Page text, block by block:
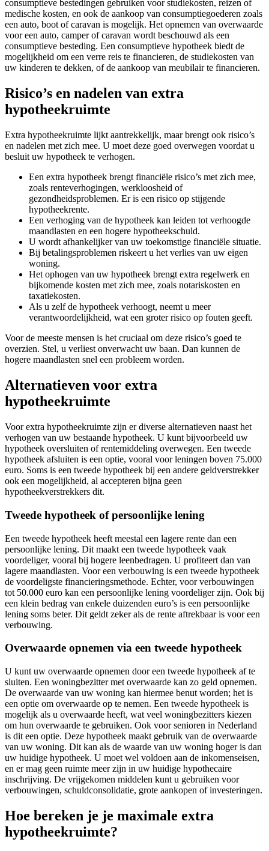
consumptieve bestedingen gebruiken voor studiekosten, reizen of
medische kosten, en ook de aankoop van consumptiegoederen zoals
een auto, boot of caravan is mogelijk. Het opnemen van overwaarde
voor een auto, camper of caravan wordt beschouwd als een
consumptieve besteding. Een consumptieve hypotheek biedt de
mogelijkheid om een verre reis te financieren, de studiekosten van
uw kinderen te dekken, of de aankoop van meubilair te financieren.
Risico’s en nadelen van extra
hypotheekruimte
Extra hypotheekruimte lijkt aantrekkelijk, maar brengt ook risico’s
en nadelen met zich mee. U moet deze goed overwegen voordat u
besluit uw hypotheek te verhogen.
Een extra hypotheek brengt financiële risico’s met zich mee,
zoals renteverhogingen, werkloosheid of
gezondheidsproblemen. Er is een risico op stijgende
hypotheekrente.
Een verhoging van de hypotheek kan leiden tot verhoogde
maandlasten en een hogere hypotheekschuld.
U wordt afhankelijker van uw toekomstige financiële situatie.
Bij betalingsproblemen riskeert u het verlies van uw eigen
woning.
Het ophogen van uw hypotheek brengt extra regelwerk en
bijkomende kosten met zich mee, zoals notariskosten en
taxatiekosten.
Als u zelf de hypotheek verhoogt, neemt u meer
verantwoordelijkheid, wat een groter risico op fouten geeft.
Voor de meeste mensen is het cruciaal om deze risico’s goed te
overzien. Stel, u verliest onverwacht uw baan. Dan kunnen de
hogere maandlasten snel een probleem worden.
Alternatieven voor extra
hypotheekruimte
Voor extra hypotheekruimte zijn er diverse alternatieven naast het
verhogen van uw bestaande hypotheek. U kunt bijvoorbeeld uw
hypotheek oversluiten of rentemiddeling overwegen. Een tweede
hypotheek afsluiten is een optie, vooral voor leningen boven 75.000
euro. Soms is een tweede hypotheek bij een andere geldverstrekker
ook een mogelijkheid, al accepteren bijna geen
hypotheekverstrekkers dit.
Tweede hypotheek of persoonlijke lening
Een tweede hypotheek heeft meestal een lagere rente dan een
persoonlijke lening. Dit maakt een tweede hypotheek vaak
voordeliger, vooral bij hogere leenbedragen. U profiteert dan van
lagere maandlasten. Voor een verbouwing is een tweede hypotheek
de voordeligste financieringsmethode. Echter, voor verbouwingen
tot 50.000 euro kan een persoonlijke lening voordeliger zijn. Ook bij
een klein bedrag van enkele duizenden euro’s is een persoonlijke
lening soms beter. Dit geldt zeker als de rente aftrekbaar is voor een
verbouwing.
Overwaarde opnemen via een tweede hypotheek
U kunt uw overwaarde opnemen door een tweede hypotheek af te
sluiten. Een woningbezitter met overwaarde kan zo geld opnemen.
De overwaarde van uw woning kan hiermee benut worden; het is
een optie om overwaarde op te nemen. Een tweede hypotheek is
mogelijk als u overwaarde heeft, wat veel woningbezitters kiezen
om hun overwaarde te gebruiken. Ook voor senioren in Nederland
is dit een optie. Deze hypotheek maakt gebruik van de overwaarde
van uw woning. Dit kan als de waarde van uw woning hoger is dan
uw huidige hypotheek. U moet wel voldoen aan de inkomenseisen,
en er mag geen ruimte meer zijn in uw huidige hypothecaire
inschrijving. De vrijgekomen middelen kunt u gebruiken voor
verbouwingen, schuldconsolidatie, grote aankopen of investeringen.
Hoe bereken je je maximale extra
hypotheekruimte?